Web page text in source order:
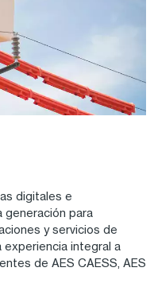
digitales e
generación para
y servicios de
experiencia integral a
de AES CAESS, AES